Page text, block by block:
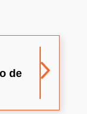
de